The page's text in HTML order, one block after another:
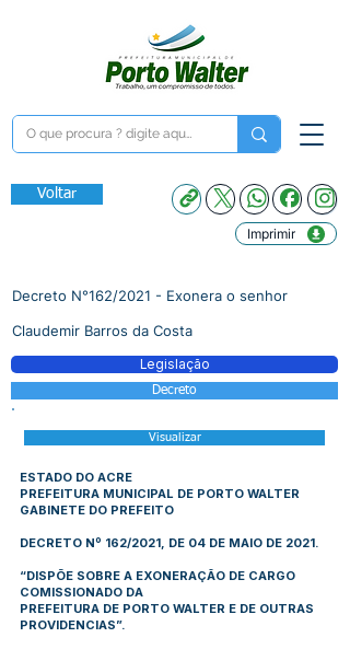
Voltar
Imprimir
Decreto N°162/2021 - Exonera o senhor
Claudemir Barros da Costa
Legislação
Decreto
Visualizar
ESTADO DO ACRE
PREFEITURA MUNICIPAL DE PORTO WALTER
GABINETE DO PREFEITO
DECRETO Nº 162/2021, DE 04 DE MAIO DE 2021.
“DISPÕE SOBRE A EXONERAÇÃO DE CARGO
COMISSIONADO DA
PREFEITURA DE PORTO WALTER E DE OUTRAS
PROVIDENCIAS”.